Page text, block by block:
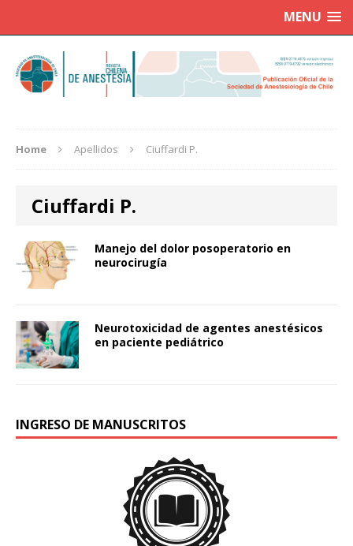
MENU
Home Apellidos Ciuffardi P.
Ciuffardi P.
Manejo del dolor posoperatorio en
neurocirugía
Neurotoxicidad de agentes anestésicos
en paciente pediátrico
INGRESO DE MANUSCRITOS